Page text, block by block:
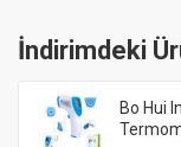
İndirimdeki
Bo Hui